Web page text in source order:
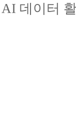
데이터